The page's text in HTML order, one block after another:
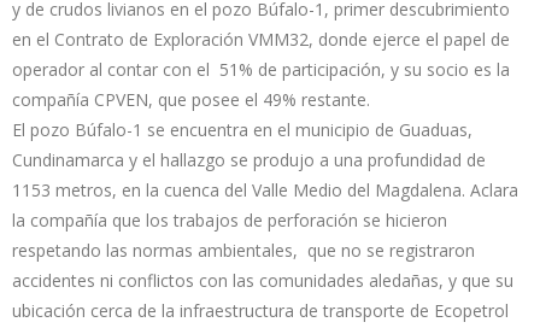
y de crudos livianos en el pozo Búfalo-1, primer descubrimiento
en el Contrato de Exploración VMM32, donde ejerce el papel de
operador al contar con el 51% de participación, y su socio es la
compañía CPVEN, que posee el 49% restante.
El pozo Búfalo-1 se encuentra en el municipio de Guaduas,
Cundinamarca y el hallazgo se produjo a una profundidad de
1153 metros, en la cuenca del Valle Medio del Magdalena. Aclara
la compañía que los trabajos de perforación se hicieron
respetando las normas ambientales, que no se registraron
accidentes ni conflictos con las comunidades aledañas, y que su
ubicación cerca de la infraestructura de transporte de Ecopetrol